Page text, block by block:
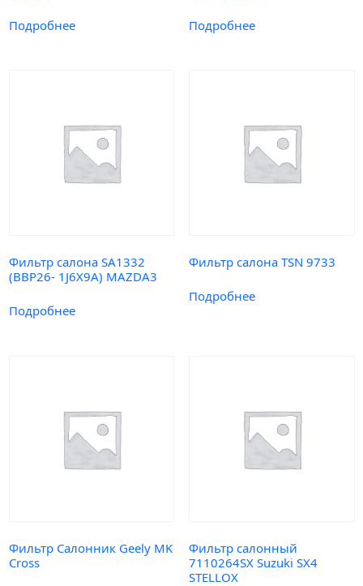
Подробнее Подробнее
Фильтр салона SA1332
(BBP26- 1J6X9A) MAZDA3
Подробнее
Фильтр салона TSN 9733
Подробнее
Фильтр Салонник Geely MK
Cross
Фильтр салонный
7110264SX Suzuki SX4
STELLOX